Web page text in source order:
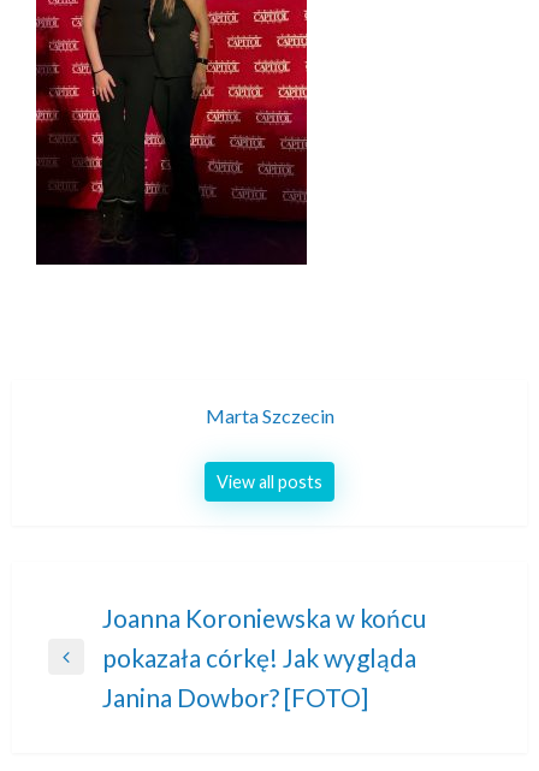
Marta Szczecin
View all posts
Nawigacja
wpisu
Previous
Joanna Koroniewska w końcu
pokazała córkę! Jak wygląda
Janina Dowbor? [FOTO]